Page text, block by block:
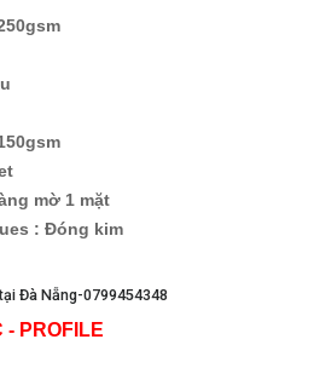
mờ 1 mặt
: Đóng kim
Đà Nẵng-0799454348
- PROFILE